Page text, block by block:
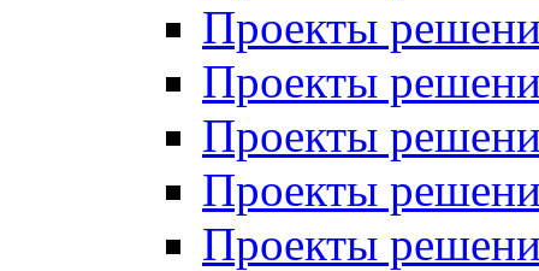
Проекты
Проекты
Проекты
Проекты
Проекты